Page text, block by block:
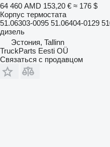
64 460 AMD 153,20 € ≈ 176 $
Корпус термостата
51.06303-0095 51.06404-0129
дизель
Эстония, Tallinn
TruckParts Eesti OÜ
Связаться с продавцом